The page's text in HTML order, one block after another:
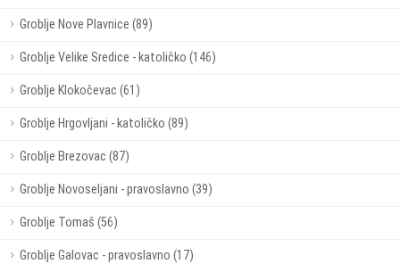
Groblje Nove Plavnice (89)
Groblje Velike Sredice - katoličko (146)
Groblje Klokočevac (61)
Groblje Hrgovljani - katoličko (89)
Groblje Brezovac (87)
Groblje Novoseljani - pravoslavno (39)
Groblje Tomaš (56)
Groblje Galovac - pravoslavno (17)